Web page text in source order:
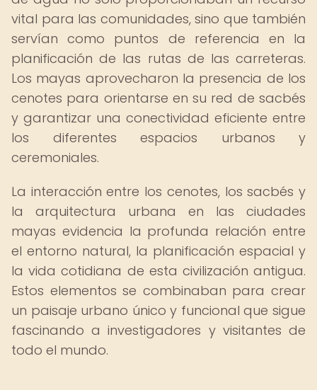
vital para las comunidades, sino que también
servían como puntos de referencia en la
planificación de las rutas de las carreteras.
Los mayas aprovecharon la presencia de los
cenotes para orientarse en su red de sacbés
y garantizar una conectividad eficiente entre
los diferentes espacios urbanos y
ceremoniales.
La interacción entre los cenotes, los sacbés y
la arquitectura urbana en las ciudades
mayas evidencia la profunda relación entre
el entorno natural, la planificación espacial y
la vida cotidiana de esta civilización antigua.
Estos elementos se combinaban para crear
un paisaje urbano único y funcional que sigue
fascinando a investigadores y visitantes de
todo el mundo.